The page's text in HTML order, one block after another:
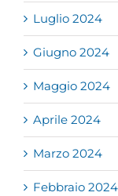
Luglio 2024
Giugno 2024
Maggio 2024
Aprile 2024
Marzo 2024
Febbraio 2024